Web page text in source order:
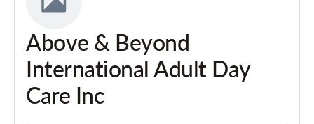
Above & Beyond
International Adult Day
Care Inc